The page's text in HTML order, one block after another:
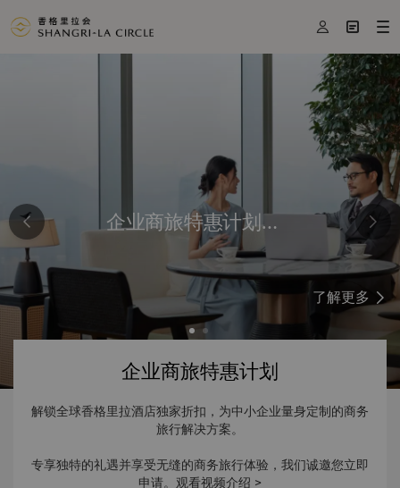
  
企业商旅特惠计划里程碑奖励
了解更多
企业商旅特惠计划
解锁全球香格里拉酒店独家折扣，为中小企业量身定制的商务
旅行解决方案。
专享独特的礼遇并享受无缝的商务旅行体验，我们诚邀您立即
申请。 观看视频介绍 >